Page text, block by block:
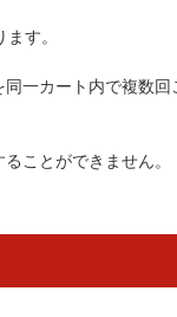
す。
一カート内で複数回
ことができません。